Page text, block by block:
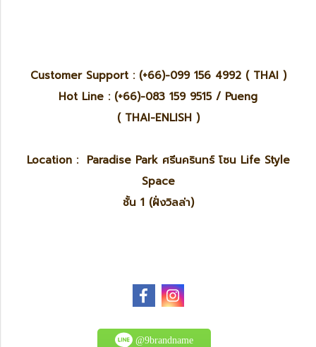
Customer Support : (+66)-099 156 4992 ( THAI )
Hot Line : (+66)-083 159 9515 / Pueng
( THAI-ENLISH )
Location : Paradise Park ศรีนครินทร์ โซน Life Style
Space
ชั้น 1 (ฝั่งวิลล่า)
@9brandname